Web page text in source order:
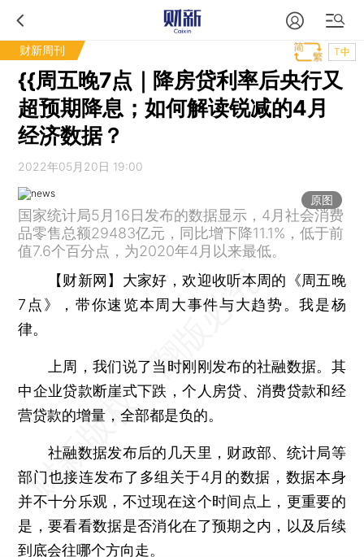
财新周刊 T中
{{周五晚7点｜降房贷利率后央行又
超预期降息；如何解读锐减的4月
经济数据？
2022年05月20日 19:00
原图
国家统计局5月16日发布的数据显示，4月社会消费
品零售总额29483亿元，同比增下降11.1%，低于前
值7.6个百分点，为2020年4月以来最低。
【财新网】 大家好，欢迎收听本周的《周五晚
7点》，带你速览本周大事件与大趋势。我是杨
律。
上周，我们说了当时刚刚发布的社融数据。其
中企业贷款断崖式下跌，个人房贷、消费贷款和经
营贷款的增量，全部都是负的。
社融数据发布后的几天里，财政部、统计局等
部门也接连发布了多组关于4月的数据，数据本身
并不十分乐观，不过现在这个时间点上，更重要的
是，要看看数据是否消化在了预期之内，以及后续
到底会往哪个方向走。